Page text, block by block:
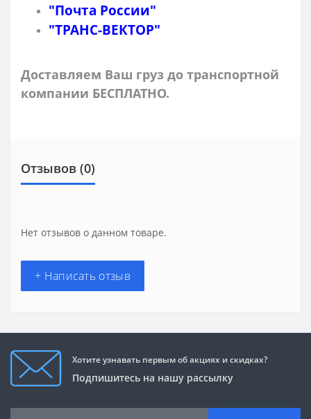
"Почта России"
"ТРАНС-ВЕКТОР"
Доставляем Ваш груз до транспортной
компании БЕСПЛАТНО.
Отзывов (0)
Нет отзывов о данном товаре.
+ Написать отзыв
Хотите узнавать первым об акциях и скидках?
Подпишитесь на нашу рассылку